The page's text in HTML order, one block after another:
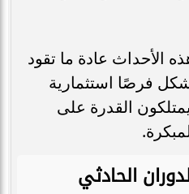
الأحداث عادة ما تقود
فرصًا استثمارية
القدرة على
الحادثي